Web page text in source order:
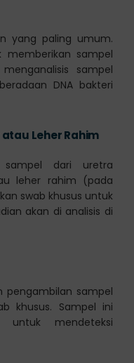
yang paling umum.
sampel
sampel
DNA bakteri
Leher Rahim
sampel dari uretra
leher rahim (pada
swab khusus untuk
akan di analisis di
pengambilan sampel
khusus. Sampel ini
mendeteksi